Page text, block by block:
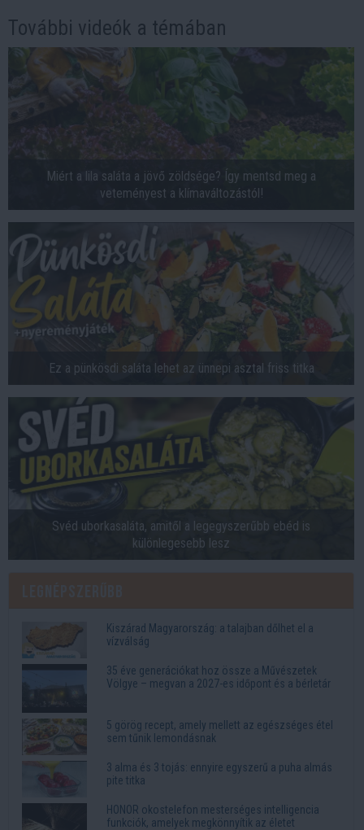
További videók a témában
Miért a lila saláta a jövő zöldsége? Így mentsd meg a
veteményest a klímaváltozástól!
Ez a pünkösdi saláta lehet az ünnepi asztal friss titka
Svéd uborkasaláta, amitől a legegyszerűbb ebéd is
különlegesebb lesz
Kiszárad Magyarország: a talajban dőlhet el a
vízválság
35 éve generációkat hoz össze a Művészetek
Völgye – megvan a 2027-es időpont és a bérletár
5 görög recept, amely mellett az egészséges étel
sem tűnik lemondásnak
3 alma és 3 tojás: ennyire egyszerű a puha almás
pite titka
HONOR okostelefon mesterséges intelligencia
funkciók, amelyek megkönnyítik az életet